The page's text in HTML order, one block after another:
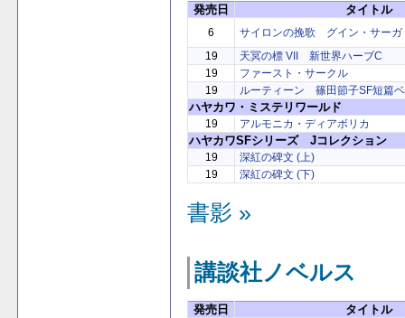
発売日 タイトル
6
サイロンの挽歌 グイン・サーガ
19
天冥の標 VII 新世界ハーブC
19
ファースト・サークル
19
ルーティーン 篠田節子SF短篇
ハヤカワ・ミステリワールド
19 アルモニカ・ディアボリカ
ハヤカワSFシリーズ Jコレクション
19
深紅の碑文 (上)
19
深紅の碑文 (下)
書影 »
講談社ノベルス
発売日 タイトル